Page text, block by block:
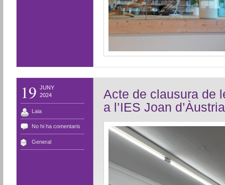
19 JUNY
2024
Laia
No hi ha comentaris
General
Acte de clausura de
a l’IES Joan d’Àustria